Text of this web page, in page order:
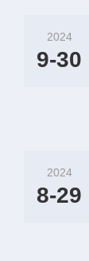
2024
9-30
2024
8-29